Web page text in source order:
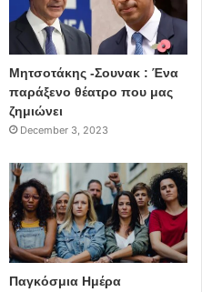
Μητσοτάκης -Σουνακ : Ένα
παράξενο θέατρο που μας
ζημιώνει
December 3, 2023
Παγκόσμια Ημέρα